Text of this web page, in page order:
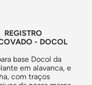
- DOCOL
base Docol da
em alavanca, e
com traços